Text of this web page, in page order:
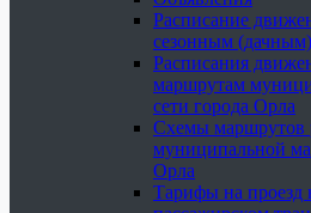
Расписание
сезонным
Расписания
маршрутам
сети города Орла
Схемы маршрутов
муниципальной
Орла
Тарифы на проезд